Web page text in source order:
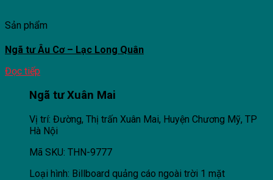
Sản phẩm
Ngã tư Âu Cơ – Lạc Long Quân
Đọc tiếp
Ngã tư Xuân Mai
Vị trí: Đường, Thị trấn Xuân Mai, Huyện Chương Mỹ, TP
Hà Nội
Mã SKU: THN-9777
Loại hình: Billboard quảng cáo ngoài trời 1 mặt